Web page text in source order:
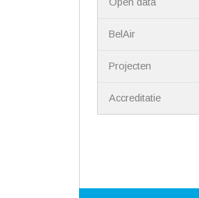
Open data
BelAir
Projecten
Accreditatie